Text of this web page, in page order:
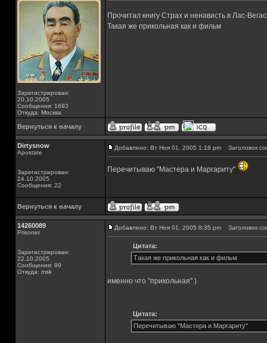
Зарегистрирован:
20.10.2005
Сообщения: 1693
Откуда: Москва
Прочитал книгу Страх и ненависть в Лас-
Такая же прикольная как и фильм
Вернуться к началу
Dirtysnow
Apostate
Зарегистрирован:
24.10.2005
Сообщения: 22
Добавлено: Вт Ноя 01, 2005 1:18 pm Заголовок
Перечитываю "Мастера и Маргариту"
Вернуться к началу
14260089
Prisoner
Зарегистрирован:
22.10.2005
Сообщения: 99
Откуда: msk
Добавлено: Вт Ноя 01, 2005 8:35 pm Заголовок
Цитата:
Такая же прикольная как и фильм
именно что "прикольная" )
Цитата:
Перечитываю "Мастера и Маргариту"